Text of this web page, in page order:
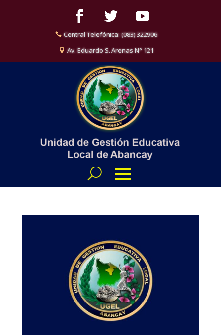
Central Telefónica: (083) 322906
Av. Eduardo S. Arenas N° 121